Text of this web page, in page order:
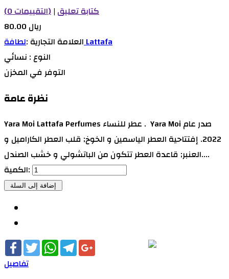
(0 التقييمات)| كتابة تعليق
80.00 ريال
العلامة التجارية :لطافة Lattafa
النوع : نسائي
التوفر في المخزن
نظرة عامة
Yara Moi Lattafa Perfumes عطر للنساء . Yara Moi صدر عام
2022. إفتتاحية العطر الياسمين و الخوخ; قلب العطر الكاراميل و
العنبر; قاعدة العطر تتكون من الباتشولي و خشب الصندل....
الكمية:
Facebook
TwitterWhatsApp
Telegram
تفاصيل